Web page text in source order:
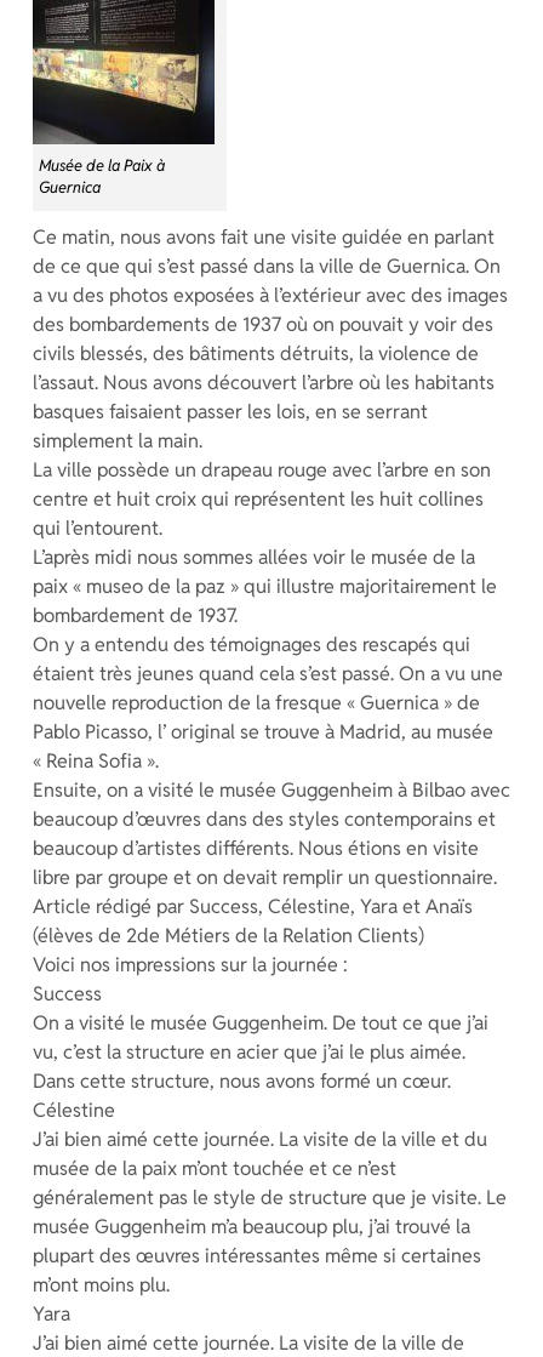
Musée de la Paix à
Guernica
Ce matin, nous avons fait une visite guidée en parlant
de ce que qui s’est passé dans la ville de Guernica. On
a vu des photos exposées à l’extérieur avec des images
des bombardements de 1937 où on pouvait y voir des
civils blessés, des bâtiments détruits, la violence de
l’assaut. Nous avons découvert l’arbre où les habitants
basques faisaient passer les lois, en se serrant
simplement la main.
La ville possède un drapeau rouge avec l’arbre en son
centre et huit croix qui représentent les huit collines
qui l’entourent.
L’après midi nous sommes allées voir le musée de la
paix « museo de la paz » qui illustre majoritairement le
bombardement de 1937.
On y a entendu des témoignages des rescapés qui
étaient très jeunes quand cela s’est passé. On a vu une
nouvelle reproduction de la fresque « Guernica » de
Pablo Picasso, l’ original se trouve à Madrid, au musée
« Reina Sofia ».
Ensuite, on a visité le musée Guggenheim à Bilbao avec
beaucoup d’œuvres dans des styles contemporains et
beaucoup d’artistes différents. Nous étions en visite
libre par groupe et on devait remplir un questionnaire.
Article rédigé par Success, Célestine, Yara et Anaïs
(élèves de 2de Métiers de la Relation Clients)
Voici nos impressions sur la journée :
Success
On a visité le musée Guggenheim. De tout ce que j’ai
vu, c’est la structure en acier que j’ai le plus aimée.
Dans cette structure, nous avons formé un cœur.
Célestine
J’ai bien aimé cette journée. La visite de la ville et du
musée de la paix m’ont touchée et ce n’est
généralement pas le style de structure que je visite. Le
musée Guggenheim m’a beaucoup plu, j’ai trouvé la
plupart des œuvres intéressantes même si certaines
m’ont moins plu.
Yara
J’ai bien aimé cette journée. La visite de la ville de